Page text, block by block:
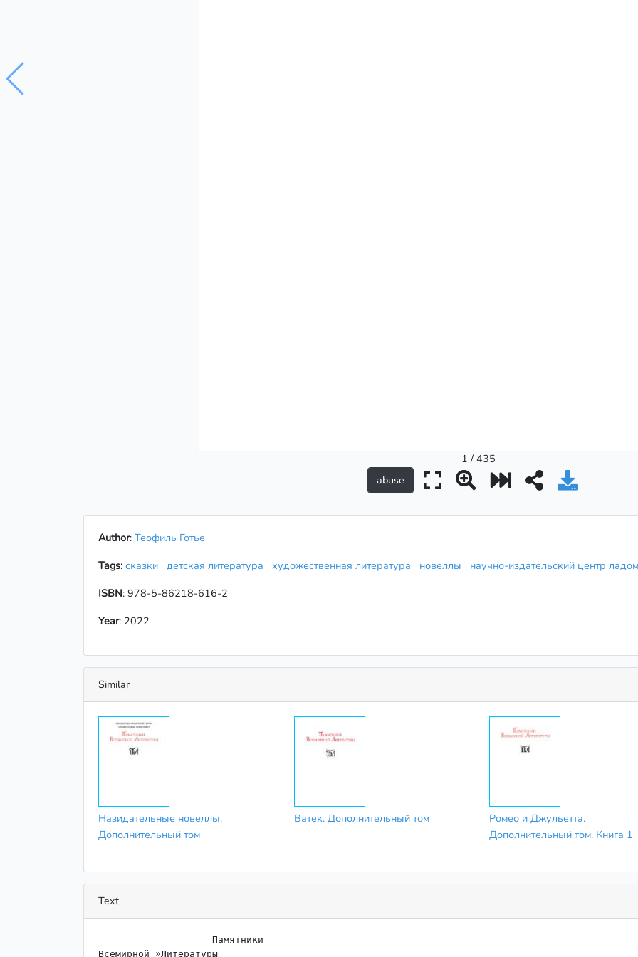
1 / 435
Author: Теофиль Готье
Tags: сказки детская литература художественная литература новеллы
научно-издательский центр
ISBN: 978-5-86218-616-2
Year: 2022
Similar
Назидательные новеллы.
Дополнительный том
Ватек. Дополнительный том
Ромео и Джульетта.
Дополнительный том. Книга 1
Text
Всемирной »Литературы